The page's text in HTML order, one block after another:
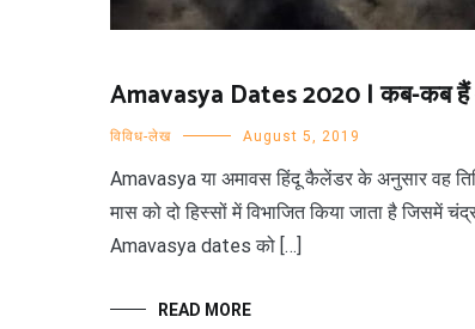
Amavasya Dates 2020 | कब-कब हैं
विविध-लेख August 5, 2019
Amavasya या अमावस हिंदू कैलेंडर के अनुसार वह
मास को दो हिस्सों में विभाजित किया जाता है जिसमें
Amavasya dates को […]
READ MORE